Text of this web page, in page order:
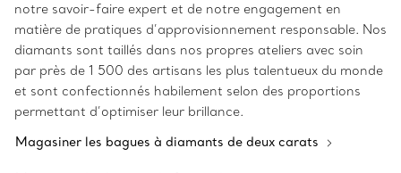
notre savoir-faire expert et de notre engagement en
matière de pratiques d’approvisionnement responsable. Nos
diamants sont taillés dans nos propres ateliers avec soin
par près de 1 500 des artisans les plus talentueux du monde
et sont confectionnés habilement selon des proportions
permettant d’optimiser leur brillance.
Magasiner les bagues à diamants de deux carats